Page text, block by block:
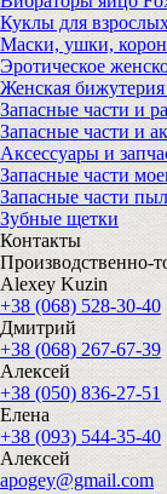
Куклы для
Маски, ушки,
Эротическое
Женская
Запасные части и
Запасные части и
Аксессуары и
Запасные части
Запасные части
Зубные щетки
Контакты
Производственно-
Alexey Kuzin
+38 (068) 528-30-40
Дмитрий
+38 (068) 267-67-39
Алексей
+38 (050) 836-27-51
Елена
+38 (093) 544-35-40
Алексей
apogey@gmail.com